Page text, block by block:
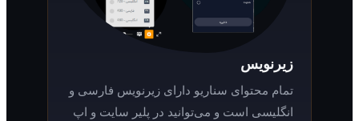
تمام محتوای سناریو دارای زیرنویس فارسی و
انگلیسی است و می‌توانید در پلیر سایت و اپ